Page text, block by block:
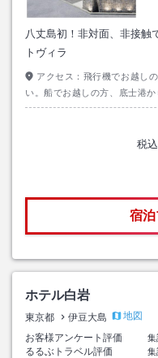
八丈島初！非対面、非接触
トヴィラ
アクセス： 飛行機でお越し
い。船でお越しの方、底士港か
税込
宿
ホテル白岩
東京都 伊豆大島
地図
お客様アンケート評価
集
るるぶトラベル評価
集